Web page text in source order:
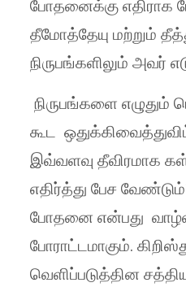
போதனைக்கு எதிராக
தீமோத்தேயு மற்றும்
நிருபங்களிலும் அவர்
நிருபங்களை
கூட
இவ்வளவு தீவிரமாக
எதிர்த்து பேச
போதனை என்பது
போராட்டமாகும்.
வெளிப்படுத்தின